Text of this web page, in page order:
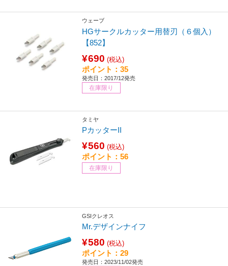
ウェーブ
HGサークルカッター用替刃（６個入）
【852】
¥690 (税込)
ポイント：35
発売日：2017/12発売
在庫限り
タミヤ
PカッターII
¥560 (税込)
ポイント：56
在庫限り
GSIクレオス
Mr.デザインナイフ
¥580 (税込)
ポイント：29
発売日：2023/11/02発売